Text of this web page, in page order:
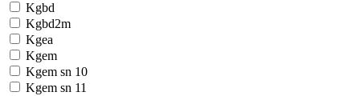
Kgbd
Kgbd2m
Kgea
Kgem
Kgem sn 10
Kgem sn 11